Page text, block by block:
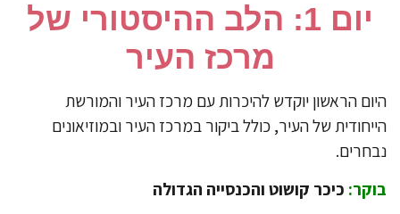
​יום 1: הלב ההיסטורי של
מרכז העיר
הראשון יוקדש להיכרות עם מרכז העיר והמורשת
של העיר, כולל ביקור במרכז העיר ובמוזיאונים
כיכר קושוט והכנסייה הגדולה